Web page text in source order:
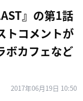
』の第1話
トコメントが
ボカフェなど
2017年06月19日 10:50